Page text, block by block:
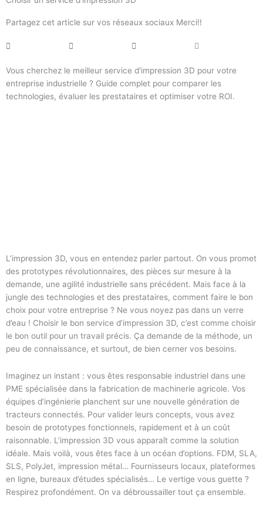
Partagez cet article sur vos réseaux sociaux Merci!!
Vous cherchez le meilleur service d'impression 3D pour votre
entreprise industrielle ? Guide complet pour comparer les
technologies, évaluer les prestataires et optimiser votre ROI.
L’impression 3D, vous en entendez parler partout. On vous promet
des prototypes révolutionnaires, des pièces sur mesure à la
demande, une agilité industrielle sans précédent. Mais face à la
jungle des technologies et des prestataires, comment faire le bon
choix pour votre entreprise ? Ne vous noyez pas dans un verre
d’eau ! Choisir le bon service d’impression 3D, c’est comme choisir
le bon outil pour un travail précis. Ça demande de la méthode, un
peu de connaissance, et surtout, de bien cerner vos besoins.
Imaginez un instant : vous êtes responsable industriel dans une
PME spécialisée dans la fabrication de machinerie agricole. Vos
équipes d’ingénierie planchent sur une nouvelle génération de
tracteurs connectés. Pour valider leurs concepts, vous avez
besoin de prototypes fonctionnels, rapidement et à un coût
raisonnable. L’impression 3D vous apparaît comme la solution
idéale. Mais voilà, vous êtes face à un océan d’options. FDM, SLA,
SLS, PolyJet, impression métal… Fournisseurs locaux, plateformes
en ligne, bureaux d’études spécialisés… Le vertige vous guette ?
Respirez profondément. On va débroussailler tout ça ensemble.